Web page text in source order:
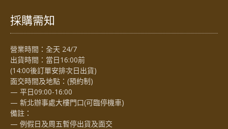
採購需知
營業時間：全天 24/7
出貨時間：當日16:00前
(14:00後訂單安排次日出貨)
面交時間及地點：(預約制)
— 平日09:00-16:00
— 新北辦事處大樓門口(可臨停機車)
備註：
— 例假日及周五暫停出貨及面交